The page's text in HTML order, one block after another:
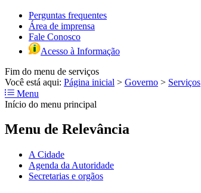
Perguntas frequentes
Área de imprensa
Fale Conosco
Acesso à Informação
Fim do menu de serviços
Você está aqui: Página inicial > Governo > Serviços
Menu
Início do menu principal
Menu de Relevância
A Cidade
Agenda da Autoridade
Secretarias e orgãos